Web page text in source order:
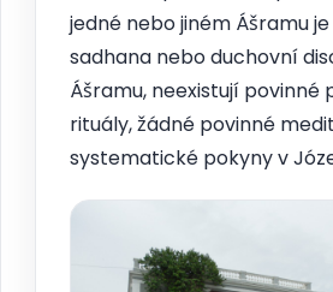
jedné nebo jiném Ášramu
sadhana nebo duchovní
Ášramu, neexistují povinné
rituály, žádné povinné
systematické pokyny v